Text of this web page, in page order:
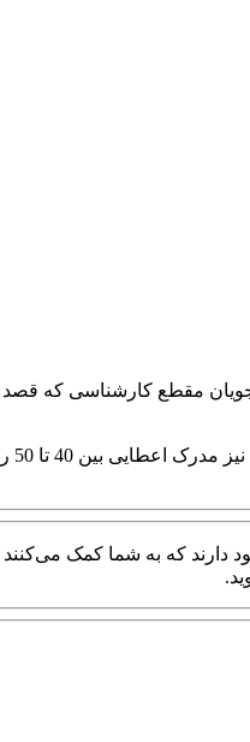
دارند که به شما کمک